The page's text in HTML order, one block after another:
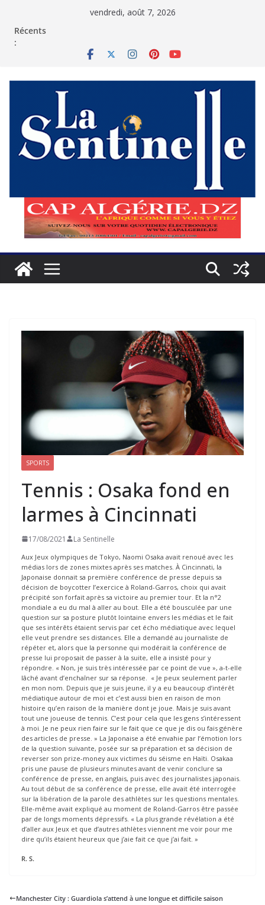
vendredi, août 7, 2026
Récents
:
SPORTS
Tennis : Osaka fond en
larmes à Cincinnati
17/08/2021 La Sentinelle
Aux Jeux olympiques de Tokyo, Naomi Osaka avait renoué avec les
médias lors de zones mixtes après ses matches. À Cincinnati, la
Japonaise donnait sa première conférence de presse depuis sa
décision de boycotter l’exercice à Roland-Garros, choix qui avait
précipité son forfait après sa victoire au premier tour. Et la n°2
mondiale a eu du mal à aller au bout. Elle a été bousculée par une
question sur sa posture plutôt lointaine envers les médias et le fait
que ses intérêts étaient servis par cet écho médiatique avec lequel
elle veut prendre ses distances. Elle a demandé au journaliste de
répéter et, alors que la personne qui modérait la conférence de
presse lui proposait de passer à la suite, elle a insisté pour y
répondre. « Non, je suis très intéressée par ce point de vue », a-t-elle
lâché avant d’enchaîner sur sa réponse. « Je peux seulement parler
en mon nom. Depuis que je suis jeune, il y a eu beaucoup d’intérêt
médiatique autour de moi et c’est aussi bien en raison de mon
histoire qu’en raison de la manière dont je joue. Mais je suis avant
tout une joueuse de tennis. C’est pour cela que les gens s’intéressent
à moi. Je ne peux rien faire sur le fait que ce que je dis ou fais génère
des articles de presse. » La Japonaise a été envahie par l’émotion lors
de la question suivante, posée sur sa préparation et sa décision de
reverser son prize-money aux victimes du séisme en Haïti. Osakaa
pris une pause de plusieurs minutes avant de venir conclure sa
conférence de presse, en anglais, puis avec des journalistes japonais.
Au tout début de sa conférence de presse, elle avait été interrogée
sur la libération de la parole des athlètes sur les questions mentales.
Elle-même avait expliqué au moment de Roland-Garros être passée
par de longs moments dépressifs. « La plus grande révélation a été
d’aller aux Jeux et que d’autres athlètes viennent me voir pour me
dire qu’ils étaient heureux que j’aie fait ce que j’ai fait. »
R. S.
Manchester City : Guardiola s’attend à une longue et difficile saison